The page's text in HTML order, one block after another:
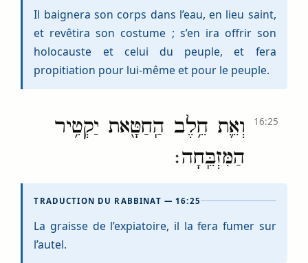
Il baignera son corps dans l’eau, en lieu saint,
et revêtira son costume ; s’en ira offrir son
holocauste et celui du peuple, et fera
propitiation pour lui-même et pour le peuple.
וְאֵ֛ת חֵ֥לֶב הַֽחַטָּ֖את יַקְטִ֥יר
הַמִּזְבֵּֽחָה׃
16:25
TRADUCTION DU RABBINAT — 16:25
La graisse de l’expiatoire, il la fera fumer sur
l’autel.